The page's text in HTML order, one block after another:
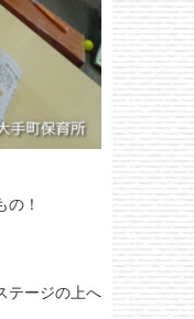
！
テージの上へ